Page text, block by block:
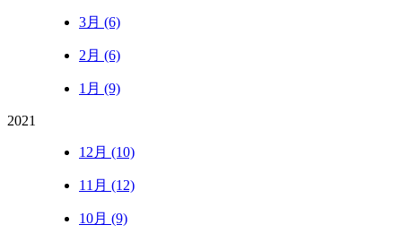
3月 (6)
2月 (6)
1月 (9)
2021
12月 (10)
11月 (12)
10月 (9)